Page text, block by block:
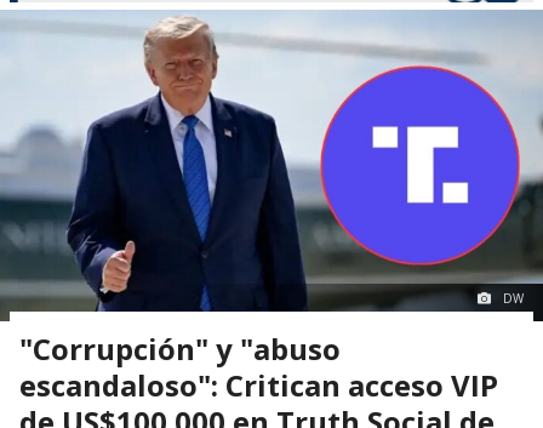
DW
"Corrupción" y "abuso
escandaloso": Critican acceso VIP